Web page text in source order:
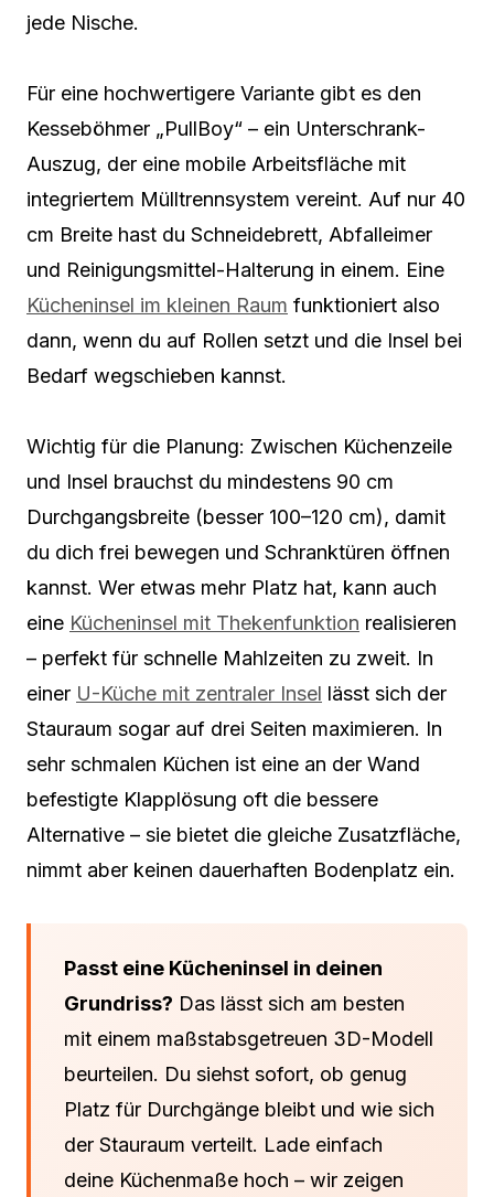
jede Nische.
Für eine hochwertigere Variante gibt es den
Kesseböhmer „PullBoy“ – ein Unterschrank-
Auszug, der eine mobile Arbeitsfläche mit
integriertem Mülltrennsystem vereint. Auf nur 40
cm Breite hast du Schneidebrett, Abfalleimer
und Reinigungsmittel-Halterung in einem. Eine
Kücheninsel im kleinen Raum funktioniert also
dann, wenn du auf Rollen setzt und die Insel bei
Bedarf wegschieben kannst.
Wichtig für die Planung: Zwischen Küchenzeile
und Insel brauchst du mindestens 90 cm
Durchgangsbreite (besser 100–120 cm), damit
du dich frei bewegen und Schranktüren öffnen
kannst. Wer etwas mehr Platz hat, kann auch
eine Kücheninsel mit Thekenfunktion realisieren
– perfekt für schnelle Mahlzeiten zu zweit. In
einer U-Küche mit zentraler Insel lässt sich der
Stauraum sogar auf drei Seiten maximieren. In
sehr schmalen Küchen ist eine an der Wand
befestigte Klapplösung oft die bessere
Alternative – sie bietet die gleiche Zusatzfläche,
nimmt aber keinen dauerhaften Bodenplatz ein.
Passt eine Kücheninsel in deinen
Grundriss? Das lässt sich am besten
mit einem maßstabsgetreuen 3D-Modell
beurteilen. Du siehst sofort, ob genug
Platz für Durchgänge bleibt und wie sich
der Stauraum verteilt. Lade einfach
deine Küchenmaße hoch – wir zeigen